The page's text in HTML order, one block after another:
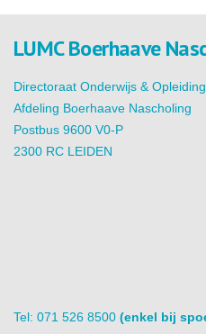
LUMC Boerhaave
Directoraat Onderwijs &
Afdeling Boerhaave Nascholing
Postbus 9600 V0-P
2300 RC LEIDEN
Tel: 071 526 8500 (enkel bij